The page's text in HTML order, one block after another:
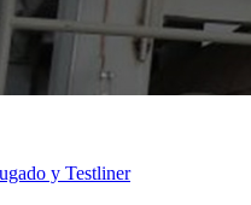
y Testliner